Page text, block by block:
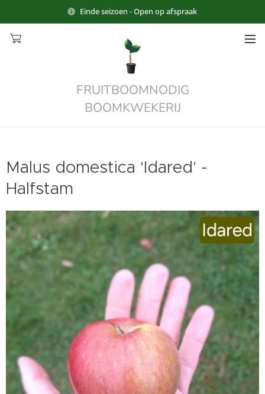
Einde seizoen - Open op afspraak
FRUITBOOMNODIG
BOOMKWEKERIJ
Malus domestica 'Idared' -
Halfstam